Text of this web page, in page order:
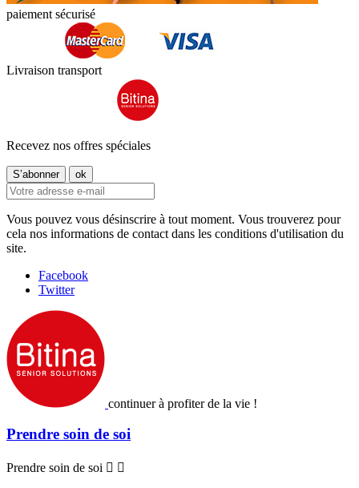
paiement sécurisé
Livraison transport
Recevez nos offres spéciales
Vous pouvez vous désinscrire à tout moment. Vous trouverez pour
cela nos informations de contact dans les conditions d'utilisation du
site.
Facebook
Twitter
continuer à profiter de la vie !
Prendre soin de soi
Prendre soin de soi  